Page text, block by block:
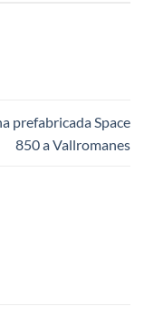
prefabricada Space
850 a Vallromanes